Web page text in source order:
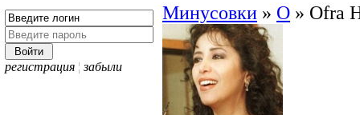
регистрация ¦ забыли
Минусовки » O » Ofra